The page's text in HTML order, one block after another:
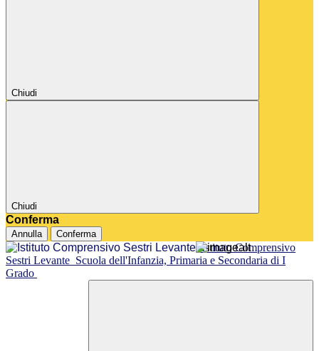
Chiudi
Chiudi
Conferma
Annulla Conferma
Istituto Comprensivo
Sestri Levante Scuola dell'Infanzia, Primaria e Secondaria di I
Grado